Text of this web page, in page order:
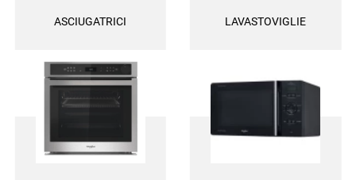
ASCIUGATRICI LAVASTOVIGLIE